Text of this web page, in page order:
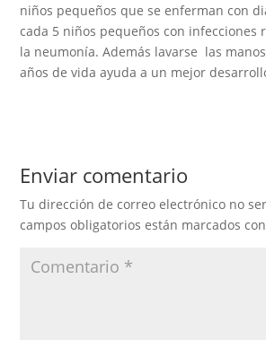
niños pequeños que se enferman con
cada 5 niños pequeños con infecciones
la neumonía. Además lavarse las
años de vida ayuda a un mejor
Enviar comentario
Tu dirección de correo electrónico no
campos obligatorios están marcados